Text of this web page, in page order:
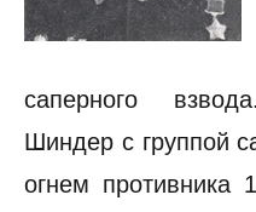
саперного
Шиндер с группой
огнем противника